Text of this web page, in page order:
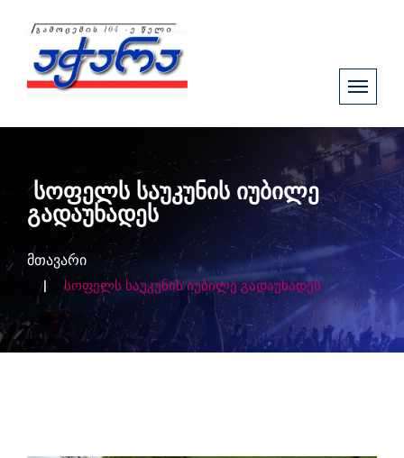
სოფელს საუკუნის იუბილე
გადაუხადეს
მთავარი
სოფელს საუკუნის იუბილე გადაუხადეს